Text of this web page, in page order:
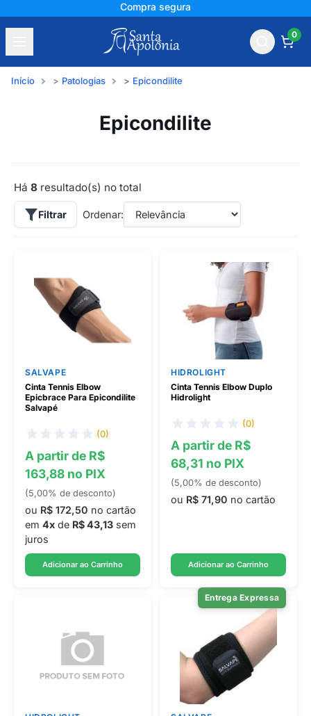
Compra segura
0
Início Patologias Epicondilite
Epicondilite
Há 8 resultado(s) no total
Filtrar Ordenar:
SALVAPE
Cinta Tennis Elbow
Epicbrace Para Epicondilite
Salvapé
(0)
A partir de R$
163,88 no PIX
(5,00% de desconto)
ou R$ 172,50 no cartão
em 4x de R$ 43,13 sem
juros
Adicionar ao Carrinho
HIDROLIGHT
Cinta Tennis Elbow Duplo
Hidrolight
(0)
A partir de R$
68,31 no PIX
(5,00% de desconto)
ou R$ 71,90 no cartão
Adicionar ao Carrinho
Entrega Expressa